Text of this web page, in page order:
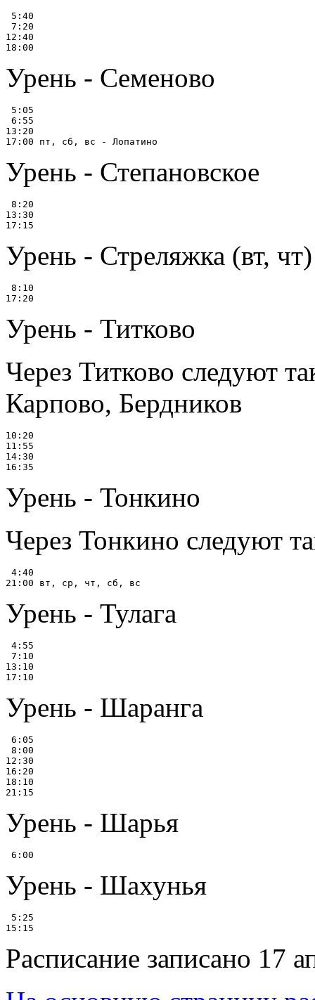
5:40
7:20
12:40
Урень - Семеново
5:05
6:55
13:20
Урень - Степановское
8:20
13:30
Урень - Стреляжка (вт, чт)
8:10
Урень - Титково
Через Титково следуют
Карпово, Бердников
10:20
11:55
14:30
Урень - Тонкино
Через Тонкино следуют
4:40
Урень - Тулага
4:55
7:10
13:10
Урень - Шаранга
6:05
8:00
12:30
16:20
18:10
Урень - Шарья
Урень - Шахунья
5:25
Расписание записано 17